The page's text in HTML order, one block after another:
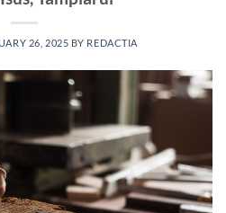
26, 2025 BY REDACTIA